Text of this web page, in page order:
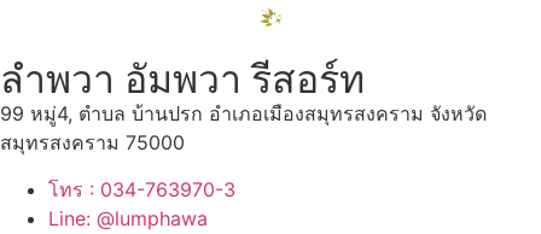
ลำพวา อัมพวา รีสอร์ท
99 หมู่4, ตำบล บ้านปรก อำเภอเมืองสมุทรสงคราม จังหวัด
สมุทรสงคราม 75000
โทร : 034-763970-3
Line: @lumphawa